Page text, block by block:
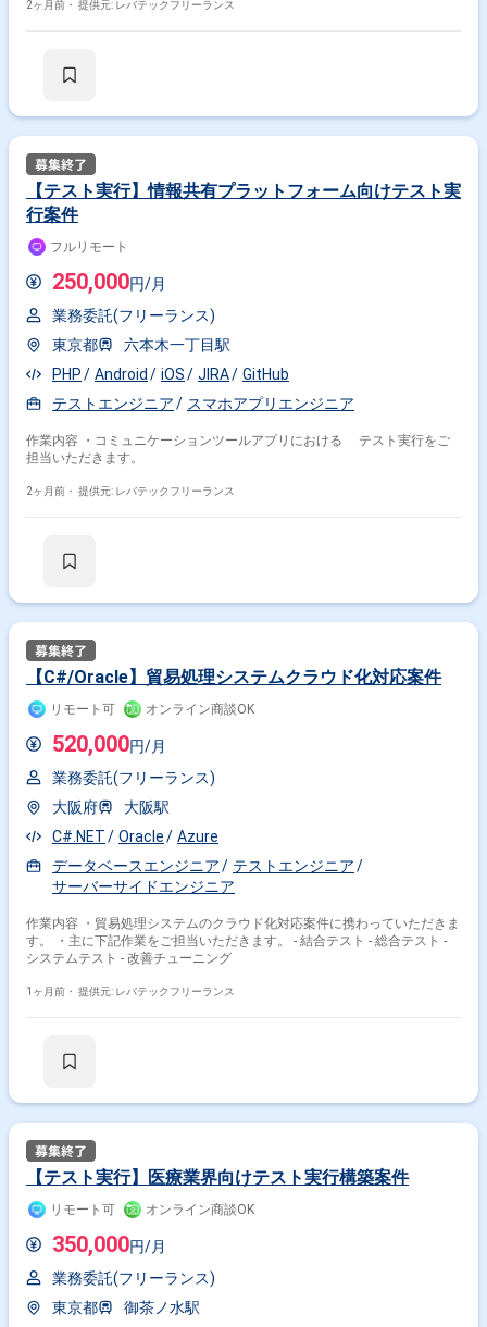
障報告など品質管理業務を主体的に推進
2ヶ月前・ 提供元: レバテックフリーランス
【テスト実行】情報共有プラットフォーム向けテスト実
行案件
フルリモート
250,000円/月
業務委託(フリーランス)
東京都
六本木一丁目駅
PHP
Android iOS JIRA
GitHub
テストエンジニア
スマホアプリエンジニア
作業内容 ・コミュニケーションツールアプリにおける テスト実行をご
担当いただきます。
2ヶ月前・ 提供元: レバテックフリーランス
【C#/Oracle】貿易処理システムクラウド化対応案件
リモート可 オンライン商談OK
520,000円/月
業務委託(フリーランス)
大阪府
大阪駅
C#.NET
Oracle
Azure
データベースエンジニア
テストエンジニア
サーバーサイドエンジニア
作業内容 ・貿易処理システムのクラウド化対応案件に携わっていただきま
す。 ・主に下記作業をご担当いただきます。 - 結合テスト - 総合テスト -
システムテスト - 改善チューニング
1ヶ月前・ 提供元: レバテックフリーランス
【テスト実行】医療業界向けテスト実行構築案件
リモート可 オンライン商談OK
350,000円/月
業務委託(フリーランス)
東京都
御茶ノ水駅
Java
その他の職種から探す
インフラエンジニア QAエンジニア
テスター
PMO